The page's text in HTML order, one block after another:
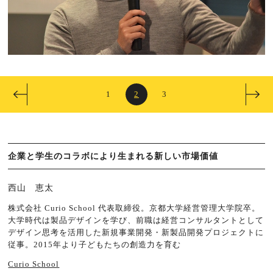
1 2 3
企業と学生のコラボにより生まれる新しい市場価値
西山 恵太
株式会社 Curio School 代表取締役。京都大学経営管理大学院卒。
大学時代は製品デザインを学び、前職は経営コンサルタントとして
デザイン思考を活用した新規事業開発・新製品開発プロジェクトに
従事。2015年より子どもたちの創造力を育む
Curio School